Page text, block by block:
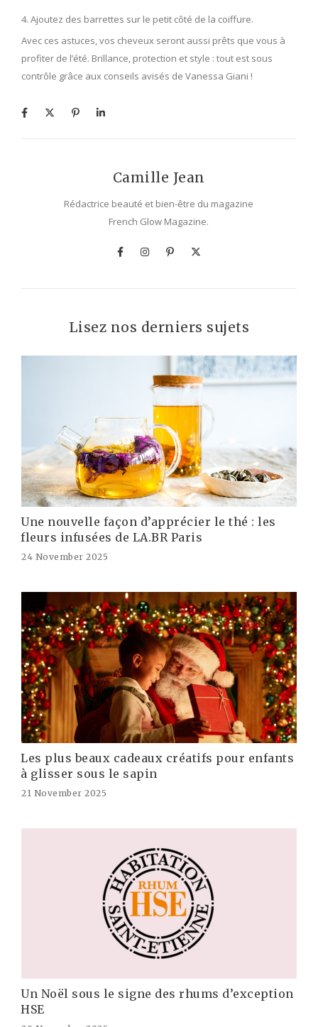
Ajoutez des barrettes sur le petit côté de la coiffure.
Avec ces astuces, vos cheveux seront aussi prêts que vous à
profiter de l’été. Brillance, protection et style : tout est sous
contrôle grâce aux conseils avisés de Vanessa Giani !
Camille Jean
Rédactrice beauté et bien-être du magazine
French Glow Magazine.
Lisez nos derniers sujets
Une nouvelle façon d’apprécier le thé : les
fleurs infusées de LA.BR Paris
24 November 2025
Les plus beaux cadeaux créatifs pour enfants
à glisser sous le sapin
21 November 2025
Un Noël sous le signe des rhums d’exception
HSE